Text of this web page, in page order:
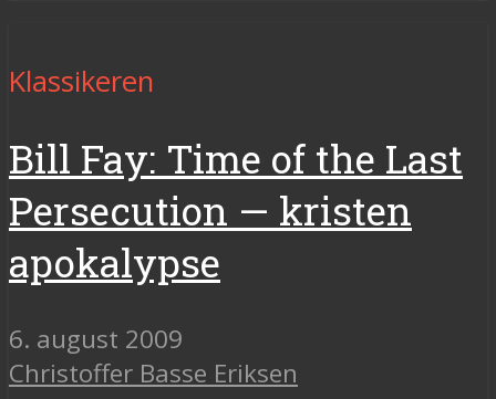
Klassikeren
Bill Fay: Time of the Last
Persecution — kristen
apokalypse
6. august 2009
Christoffer Basse Eriksen